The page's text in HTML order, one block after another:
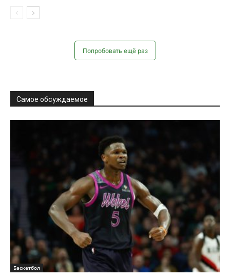
Попробовать ещё раз
Самое обсуждаемое
Баскетбол